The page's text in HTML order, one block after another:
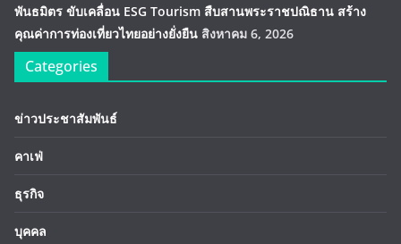
พันธมิตร ขับเคลื่อน ESG Tourism สืบสานพระราชปณิธาน สร้าง
คุณค่าการท่องเที่ยวไทยอย่างยั่งยืน สิงหาคม 6, 2026
Categories
ข่าวประชาสัมพันธ์
คาเฟ่
ธุรกิจ
บุคคล